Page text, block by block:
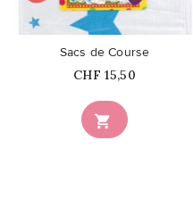

Sacs de Course
Prix
CHF 15,50